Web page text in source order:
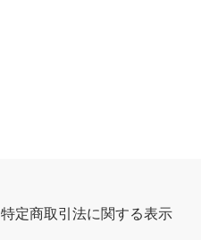
特定商取引法に関する表示